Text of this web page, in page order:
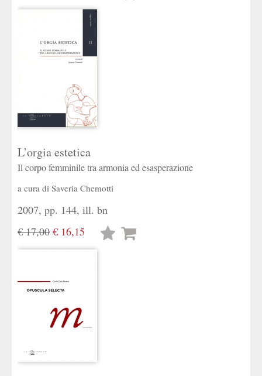
L’orgia estetica
Il corpo femminile tra armonia ed esasperazione
a cura di Saveria Chemotti
2007, pp. 144, ill. bn
€ 17,00 € 16,15
Lista